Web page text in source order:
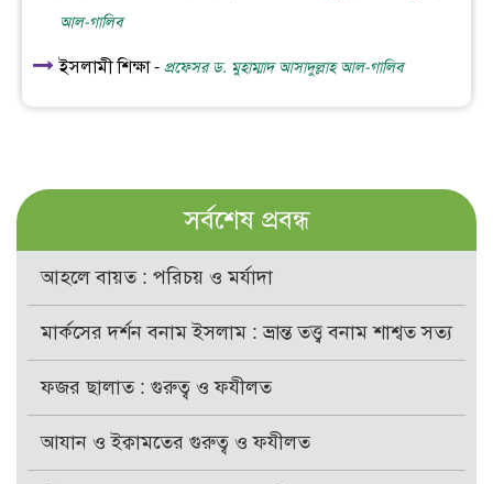
আল-গালিব
ইসলামী শিক্ষা - প্রফেসর ড. মুহাম্মাদ আসাদুল্লাহ আল-গালিব
সর্বশেষ প্রবন্ধ
আহলে বায়ত : পরিচয় ও মর্যাদা
মার্কসের দর্শন বনাম ইসলাম : ভ্রান্ত তত্ত্ব বনাম শাশ্বত সত্য
ফজর ছালাত : গুরুত্ব ও ফযীলত
আযান ও ইক্বামতের গুরুত্ব ও ফযীলত